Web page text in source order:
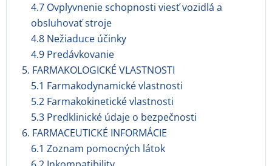
4.7 Ovplyvnenie schopnosti viesť vozidlá a
obsluhovať stroje
4.8 Nežiaduce účinky
4.9 Predávkovanie
5. FARMAKOLOGICKÉ VLASTNOSTI
5.1 Farmakodynamické vlastnosti
5.2 Farmakokinetické vlastnosti
5.3 Predklinické údaje o bezpečnosti
6. FARMACEUTICKÉ INFORMÁCIE
6.1 Zoznam pomocných látok